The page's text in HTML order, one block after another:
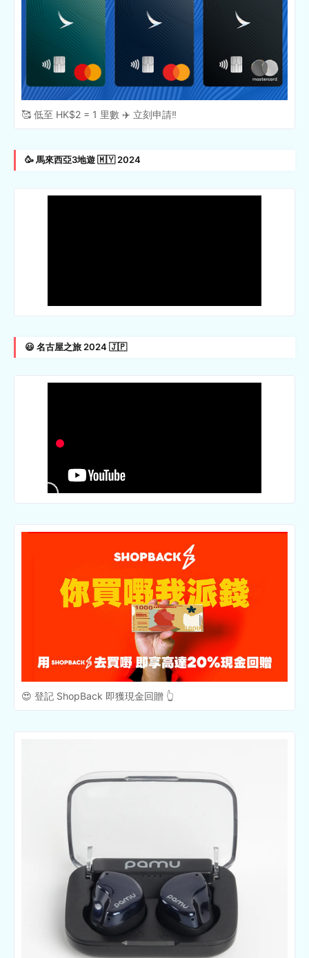
🥰 低至 HK$2 = 1 里數 ✈️ 立刻申請‼️
🥳 馬來西亞3地遊 🇲🇾 2024
😃 名古屋之旅 2024 🇯🇵
😍 登記 ShopBack 即獲現金回贈 👆